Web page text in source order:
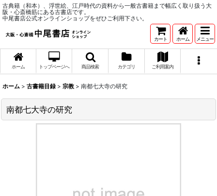
古典籍（和本）、浮世絵、江戸時代の資料から一般古書籍まで幅広く取り扱う大
阪・心斎橋筋にある古書店です。
中尾書店公式オンラインショップをぜひご利用下さい。
カート ホーム メニュー
ホーム トップページへ 商品検索 カテゴリ ご利用案内
ホーム > 古書籍目録 > 宗教 > 南都七大寺の研究
南都七大寺の研究